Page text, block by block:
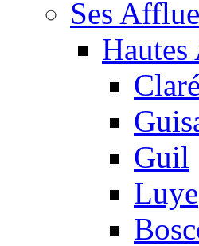
Ses
Hautes
Guil
Luye